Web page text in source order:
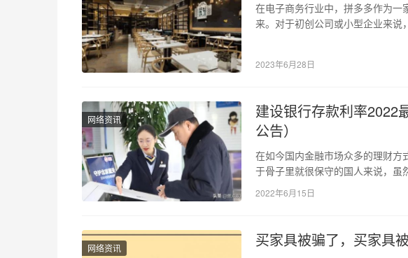
在电子商务行业中，拼多多作为
来。对于初创公司或小型企业来说
2023年6月28日
网络资讯
建设银行存款利率2022
公告）
在如今国内金融市场众多的理财
于骨子里就很保守的国人来说，虽
很高，赌运气的成分太大，运气…
2022年6月15日
网络资讯 买家具被骗了，买家具